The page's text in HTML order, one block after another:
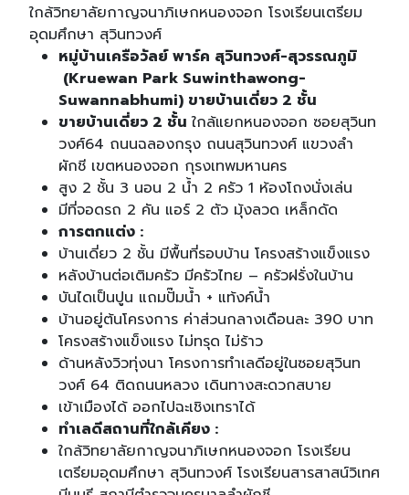
ใกล้วิทยาลัยกาญจนาภิเษกหนองจอก โรงเรียนเตรียม
อุดมศึกษา สุวินทวงศ์
หมู่บ้านเครือวัลย์ พาร์ค สุวินทวงศ์-สุวรรณภูมิ
(Kruewan Park Suwinthawong-
Suwannabhumi) ขายบ้านเดี่ยว 2 ชั้น
ขายบ้านเดี่ยว 2 ชั้นใกล้แยกหนองจอก ซอยสุวินท
วงศ์64 ถนนฉลองกรุง ถนนสุวินทวงศ์ แขวงลำ
ผักชี เขตหนองจอก กุรงเทพมหานคร
สูง 2 ชั้น 3 นอน 2 น้ำ 2 ครัว 1 ห้องโถงนั่งเล่น
มีที่จอดรถ 2 คัน แอร์ 2 ตัว มุ้งลวด เหล็กดัด
การตกแต่ง :
บ้านเดี่ยว 2 ชั้น มีพื้นที่รอบบ้าน โครงสร้างแข็งแรง
หลังบ้านต่อเติมครัว มีครัวไทย – ครัวฝรั่งในบ้าน
บันไดเป็นปูน แถมปั๊มน้ำ + แท้งค์น้ำ
บ้านอยู่ต้นโครงการ ค่าส่วนกลางเดือนละ 390 บาท
โครงสร้างแข็งแรง ไม่ทรุด ไม่ร้าว
ด้านหลังวิวทุ่งนา โครงการทำเลดีอยู่ในซอยสุวินท
วงศ์ 64 ติดถนนหลวง เดินทางสะดวกสบาย
เข้าเมืองได้ ออกไปฉะเชิงเทราได้
ทำเลดีสถานที่ใกล้เคียง :
ใกล้วิทยาลัยกาญจนาภิเษกหนองจอก โรงเรียน
เตรียมอุดมศึกษา สุวินทวงศ์ โรงเรียนสารสาสน์วิเทศ